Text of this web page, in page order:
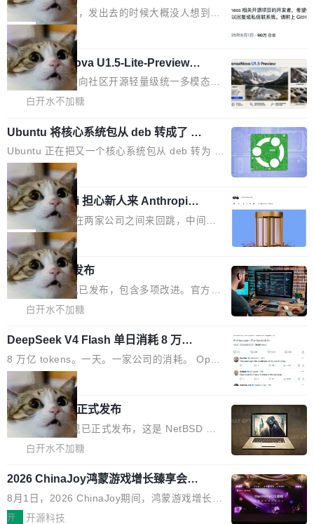
里日夜不停地"烧钱"。 复盘显示，...
ding in silos"——各自为战，互不通气。 这个判
断从他嘴里说出来分量不同。Hugging Face 是
全球最大的开源 AI 平台，上面跑着上百万个模
型。谁在开源赛道上领先，...
家居控制、家庭实验室，都算稀奇事。 Crawsh
aw 是 Shelley 的作者，一个开源 AI coding age
nt。他最近在博客上写了一篇文章，核心论点很
简单：开发者工具必须开源。 理由不是传统的自
由软件情怀，而是一个跟 AI agent 直接相关的
技术判断。 两行 prompt 就能个性化任何软件 C
某个软件的源码，在本地构建。修改 agent ...
网最大规模开源 Agent 路演现场诞生
一条内测招募帖，发出去的时候大概没人想到它
会变成一场开源 Agent 生态的路演。 8月1日，
DeepSeek Harness 团队负责人崔添翼（tiany
i）在 X 上发帖： 「如果你是 Agent Harness 相
关开源项目的开发者，希望参加 DeepSeek Har
ness 的内测，可以回复或私信联系我。请附上
官方招聘信息中写过一条简洁有力的公式：Mod
el + Harness = Agent。模型负责理解和推理，
Harness 负责把能力落到真实环境中——调用工
具、读写文件、管理上下文、处理错误、完成闭
环。崔添翼招人的标...
局
商汤 SenseNova U1.5-Lite-Preview
开源
商汤科技宣布面向社区开源轻量级统一多模态模
型的预览版本 SenseNova U1.5-Lite-Preview。
单的模型规模升级，而是基于 SenseNova U1
的一次系统性迭代，不仅在同一架构中贯通视觉
理解、推理、生成与编辑，还仅以 8B-MoT 的轻
量大小，将能力推进到4K、更精细的真实质感、
更复杂的视觉控制和可持续迭代编辑。 相比 U
1，U1.5-Lite-Preview 在以下方向上带来了显著
提升： 原生支持4K图像生成； 更精细的局部纹
理、细节与真实世界质感； 更准确的中英文文字
生成与复杂版式组织； 更稳定的图...
白开水不加糖
Ubuntu 将核心系统包从 deb 转成了 s
nap
Ubuntu 正在把又一个核心系统包从 deb 转为 s
nap。这次是 hwctl——一个用来检查 Ubuntu
硬件认证状态的命令行工具。 Canonical 工程师
Alan Griffiths 在邮件列表中说得很直白：「hwc
tl 是一个 Ubuntu 专有的包，它和它的依赖项都
是 Ubuntu 专有的，不会用在其他发行版上。」
所以 deb 版本的受众实际上为零。既然只有 Ub
untu 用户在用，那用 snap 打包就没什么可纠结
的。 从 deb 到 snap 的迁移路径 hwctl 是 rust-
hwlib 硬件 API 库的一部分，命令行工具负责查
局
Dario Amodei 担心新人来 Anthropic
只为金钱，不为使命
顶级 AI 研究员在两家公司之间来回跳，中间只
隔了几天。 Lilian Weng 上周刚宣布因健康原因
离开 Thinking Machines Lab，说自己作为联合
创始人的角色「太累了」。几天后，The Inform
ation 就曝出她将重回 OpenAI，负责递归自我
改进方向的研究。她是 Thinking Machines 过
OpenAI CTO Mira Murati 创立的公司，连创始
团队都留不住。 但 Thinking Machines 不是唯
一在人才争夺战中失血的公司。六月，Google
连失两员大将：Noam Shazeer 去了 Op...
局
FFmpeg 9.0 发布
FFmpeg 9.0 现已发布，包含多项改进。官方更
新日志列出的 9.0 版本主要更新内容如下： 扩
MP4 muxer 中支持 LCEVC 音轨复用 Playdate
视频编码器和多路复用器 添加 v360_vulkan filt
er HE-AAC 960 解码 (DAB+) transpose_cuda
filter 添加 AMF Frame Rate Converter (vf_frc
_amf) filter SMPTE 2094-50 元数据支持和直
通 ProRes RAW VideoToolbox 硬件加速器 AP
白开水不加糖
DeepSeek V4 Flash 单日消耗 8 万亿 t
okens 登顶热搜
8 万亿 tokens。一天。一家公司的消耗。 Open
Code 在 X 上发帖：「DeepSeek Flash did 8T
tokens on August 1st. 5T of free usage + 3T
on OpenCode Go.」79.8 万次浏览，连带着 #
DeepSeek一天消耗了8万亿# 上了微博热搜——
注意这是 OpenCode 一家的消耗。 OpenCode
月。用户交了 10 美元，就能用 DeepSeek Flas
h 随便写代码，按网友说法：「怎么使劲用也用
不完。」5T 来自免费额度，3T 来自 Go...
局
NetBSD 11.0 正式发布
NetBSD 11.0 现已正式发布，这是 NetBSD 操
作系统的第十八个主要版本。 自 NetBSD 10.1
架构的支持。NetBSD 11.0 是首个支持 64 位 R
ISC-V 平台的稳定版本，涵盖一系列基于 StarFi
ve JH71XX 的设备，例如 VisionFive 2、PINE
白开水不加糖
2026 ChinaJoy鸿蒙游戏增长臻享会举
办，鲸鸿动能系统呈现游戏行业解决方
案
8月1日，2026 ChinaJoy期间，鸿蒙游戏增长臻
享会在上海举办。鸿蒙生态的全场景智慧营销平
开 开源科技